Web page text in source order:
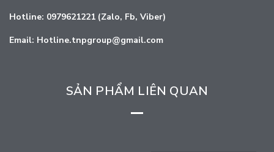
Hotline: 0979621221 (Zalo, Fb, Viber)
Email: Hotline.tnpgroup@gmail.com
SẢN PHẨM LIÊN QUAN